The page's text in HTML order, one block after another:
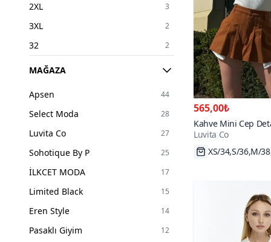
2XL 3
3XL 2
32 2
34
38
MAĞAZA
Apsen 44
Select Moda 28
Luvita Co 27
Sohotique By P 25
İLKCET MODA 17
Limited Black 15
Eren Style 14
Pasaklı Giyim 12
565,00₺
Kahve Mini Cep
Luvita Co
XS/34,S/36,M/